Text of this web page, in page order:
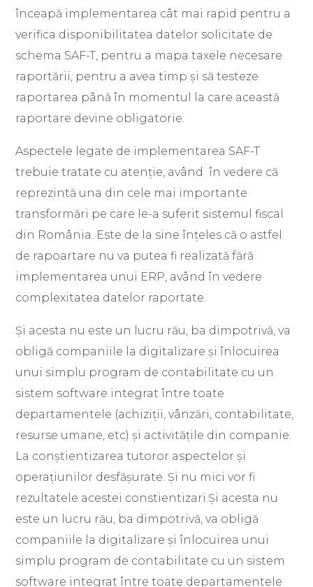
înceapă implementarea cât mai rapid pentru a
verifica disponibilitatea datelor solicitate de
schema SAF-T, pentru a mapa taxele necesare
raportării, pentru a avea timp și să testeze
raportarea până în momentul la care această
raportare devine obligatorie.
Aspectele legate de implementarea SAF-T
trebuie tratate cu atenție, având în vedere că
reprezintă una din cele mai importante
transformări pe care le-a suferit sistemul fiscal
din România. Este de la sine înțeles că o astfel
de rapoartare nu va putea fi realizată fără
implementarea unui ERP, având în vedere
complexitatea datelor raportate.
Și acesta nu este un lucru rău, ba dimpotrivă, va
obligă companiile la digitalizare și înlocuirea
unui simplu program de contabilitate cu un
sistem software integrat între toate
departamentele (achiziții, vânzări, contabilitate,
resurse umane, etc) și activitățile din companie.
La conștientizarea tutoror aspectelor și
operațiunilor desfășurate. Și nu mici vor fi
rezultatele acestei constientizari.Și acesta nu
este un lucru rău, ba dimpotrivă, va obligă
companiile la digitalizare și înlocuirea unui
simplu program de contabilitate cu un sistem
software integrat între toate departamentele